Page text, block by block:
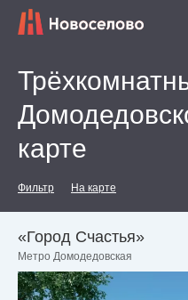
карте
Фильтр На карте
«Город Счастья»
Метро Домодедовская